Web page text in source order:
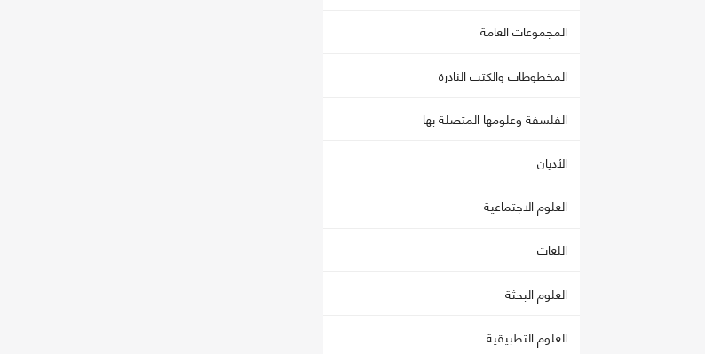
المجموعات العامة
المخطوطات والكتب النادرة
الفلسفة وعلومها المتصلة بها
الأديان
العلوم الاجتماعية
اللغات
العلوم البحثة
العلوم التطبيقية